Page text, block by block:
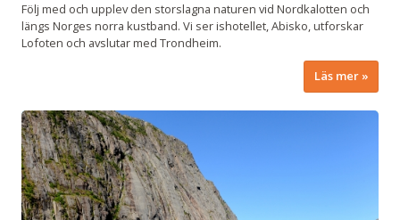
Följ med och upplev den storslagna naturen vid Nordkalotten och
längs Norges norra kustband. Vi ser ishotellet, Abisko, utforskar
Lofoten och avslutar med Trondheim.
Läs mer